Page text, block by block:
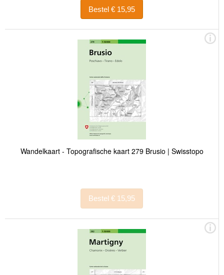
Bestel € 15,95
Wandelkaart - Topografische kaart 279 Brusio | Swisstopo
Bestel € 15,95